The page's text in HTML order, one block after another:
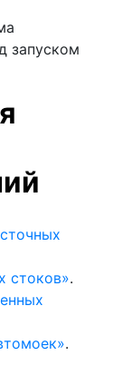
запуском
стоков».
.